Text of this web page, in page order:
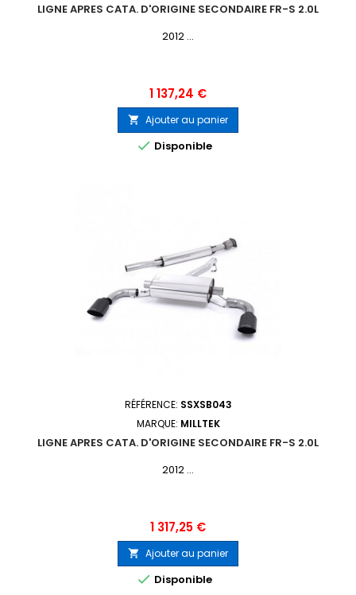
LIGNE APRES CATA. D'ORIGINE SECONDAIRE FR-S 2.0L
2012 ...
Prix
1 137,24 €
 Ajouter au panier
 Disponible
RÉFÉRENCE: SSXSB043
MARQUE: MILLTEK
LIGNE APRES CATA. D'ORIGINE SECONDAIRE FR-S 2.0L
2012 ...
Prix
1 317,25 €
 Ajouter au panier
 Disponible